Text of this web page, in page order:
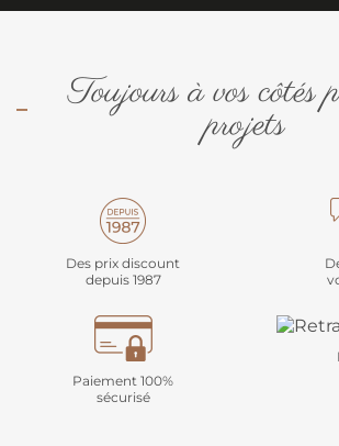
Toujours à vos côtés
projets
Des prix discount
depuis 1987
Paiement 100%
sécurisé